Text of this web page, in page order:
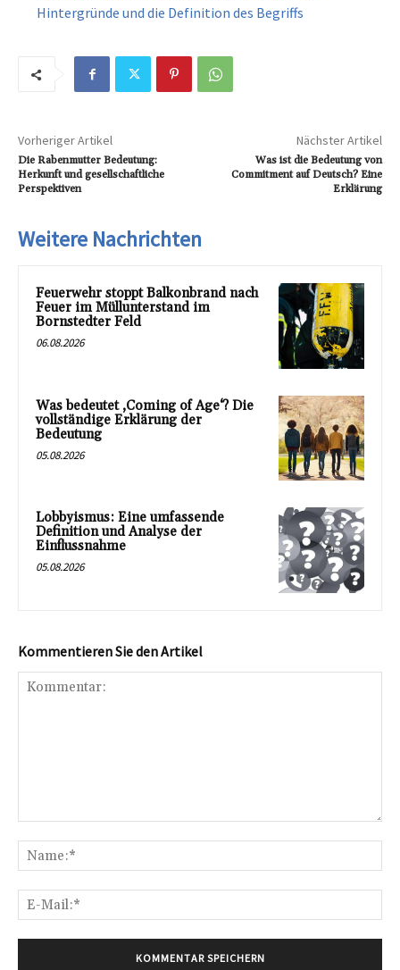
Hintergründe und die Definition des Begriffs
Vorheriger Artikel
Die Rabenmutter Bedeutung:
Herkunft und gesellschaftliche
Perspektiven
Nächster Artikel
Was ist die Bedeutung von
Commitment auf Deutsch? Eine
Erklärung
Weitere Nachrichten
Feuerwehr stoppt Balkonbrand nach
Feuer im Müllunterstand im
Bornstedter Feld
06.08.2026
Was bedeutet ‚Coming of Age‘? Die
vollständige Erklärung der
Bedeutung
05.08.2026
Lobbyismus: Eine umfassende
Definition und Analyse der
Einflussnahme
05.08.2026
Kommentieren Sie den Artikel